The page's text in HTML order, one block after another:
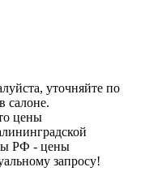
уточняйте по
салоне.
цены
РФ - цены
запросу!